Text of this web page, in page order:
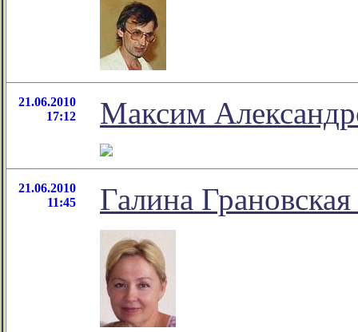
21.06.2010
17:12
Максим
21.06.2010
11:45
Галина